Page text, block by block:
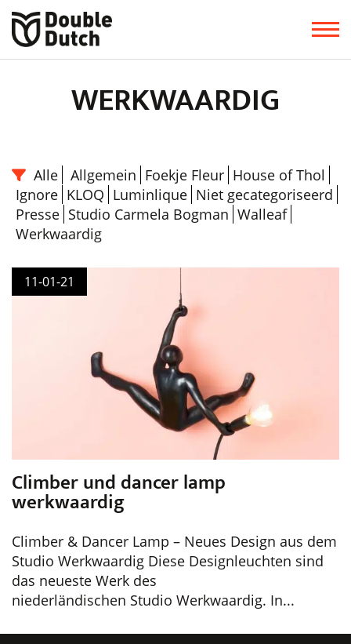
WERKWAARDIG
Alle Allgemein Foekje Fleur House of Thol
Ignore KLOQ Luminlique Niet gecategoriseerd
Presse Studio Carmela Bogman Walleaf
Werkwaardig
11-01-21
Climber und dancer lamp
werkwaardig
Climber & Dancer Lamp – Neues Design aus dem
Studio Werkwaardig Diese Designleuchten sind
das neueste Werk des
niederländischen Studio Werkwaardig. In...